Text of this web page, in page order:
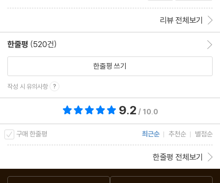
● 초기 자본주의, 후기 자본주의, 신자유주의
● 후기 자본주의
정부의 개입이 필요하다
● 신자유주의
리뷰 전체보기
한줄평 (520건)
한줄평 쓰기
작성 시 유의사항
9.2 / 10.0
구매 한줄평 최근순 추천순 별점순
한줄평 전체보기